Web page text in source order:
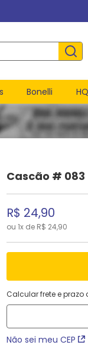
Bonelli
Cascão # 083
R$ 24,90
ou 1x de R$ 24,90
Calcular frete e prazo
Não sei meu CEP